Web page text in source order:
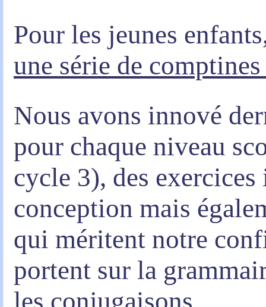
Pour les jeunes
une série de
Nous avons innové
pour chaque niveau
cycle 3), des
conception mais
qui méritent notre
portent sur la
les conjugaisons.